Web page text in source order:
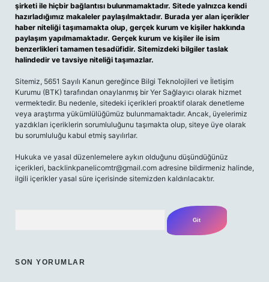
şirketi ile hiçbir bağlantısı bulunmamaktadır. Sitede yalnızca kendi
hazırladığımız makaleler paylaşılmaktadır. Burada yer alan içerikler
haber niteliği taşımamakta olup, gerçek kurum ve kişiler hakkında
paylaşım yapılmamaktadır. Gerçek kurum ve kişiler ile isim
benzerlikleri tamamen tesadüfidir. Sitemizdeki bilgiler taslak
halindedir ve tavsiye niteliği taşımazlar.
Sitemiz, 5651 Sayılı Kanun gereğince Bilgi Teknolojileri ve İletişim
Kurumu (BTK) tarafından onaylanmış bir Yer Sağlayıcı olarak hizmet
vermektedir. Bu nedenle, sitedeki içerikleri proaktif olarak denetleme
veya araştırma yükümlülüğümüz bulunmamaktadır. Ancak, üyelerimiz
yazdıkları içeriklerin sorumluluğunu taşımakta olup, siteye üye olarak
bu sorumluluğu kabul etmiş sayılırlar.
Hukuka ve yasal düzenlemelere aykırı olduğunu düşündüğünüz
içerikleri, backlinkpanelicomtr@gmail.com adresine bildirmeniz halinde,
ilgili içerikler yasal süre içerisinde sitemizden kaldırılacaktır.
SON YORUMLAR